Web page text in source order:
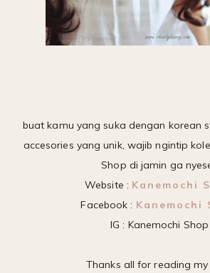
buat kamu yang suka dengan korean
accesories yang unik, wajib ngintip
Shop di jamin ga
Website : Kanemochi
Facebook : Kanemochi
IG : Kanemochi Shop
Thanks all for reading my